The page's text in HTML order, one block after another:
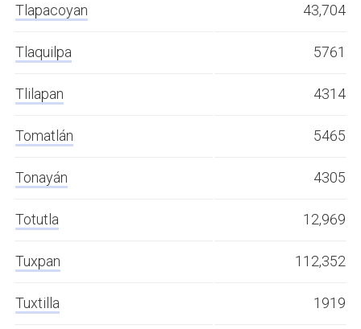
Tlapacoyan 43,704
Tlaquilpa 5761
Tlilapan 4314
Tomatlán 5465
Tonayán 4305
Totutla 12,969
Tuxpan 112,352
Tuxtilla 1919